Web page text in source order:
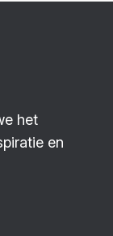
het
en